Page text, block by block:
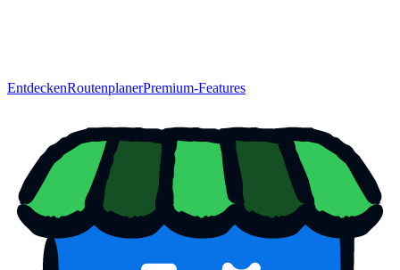
EntdeckenRoutenplanerPremium-Features